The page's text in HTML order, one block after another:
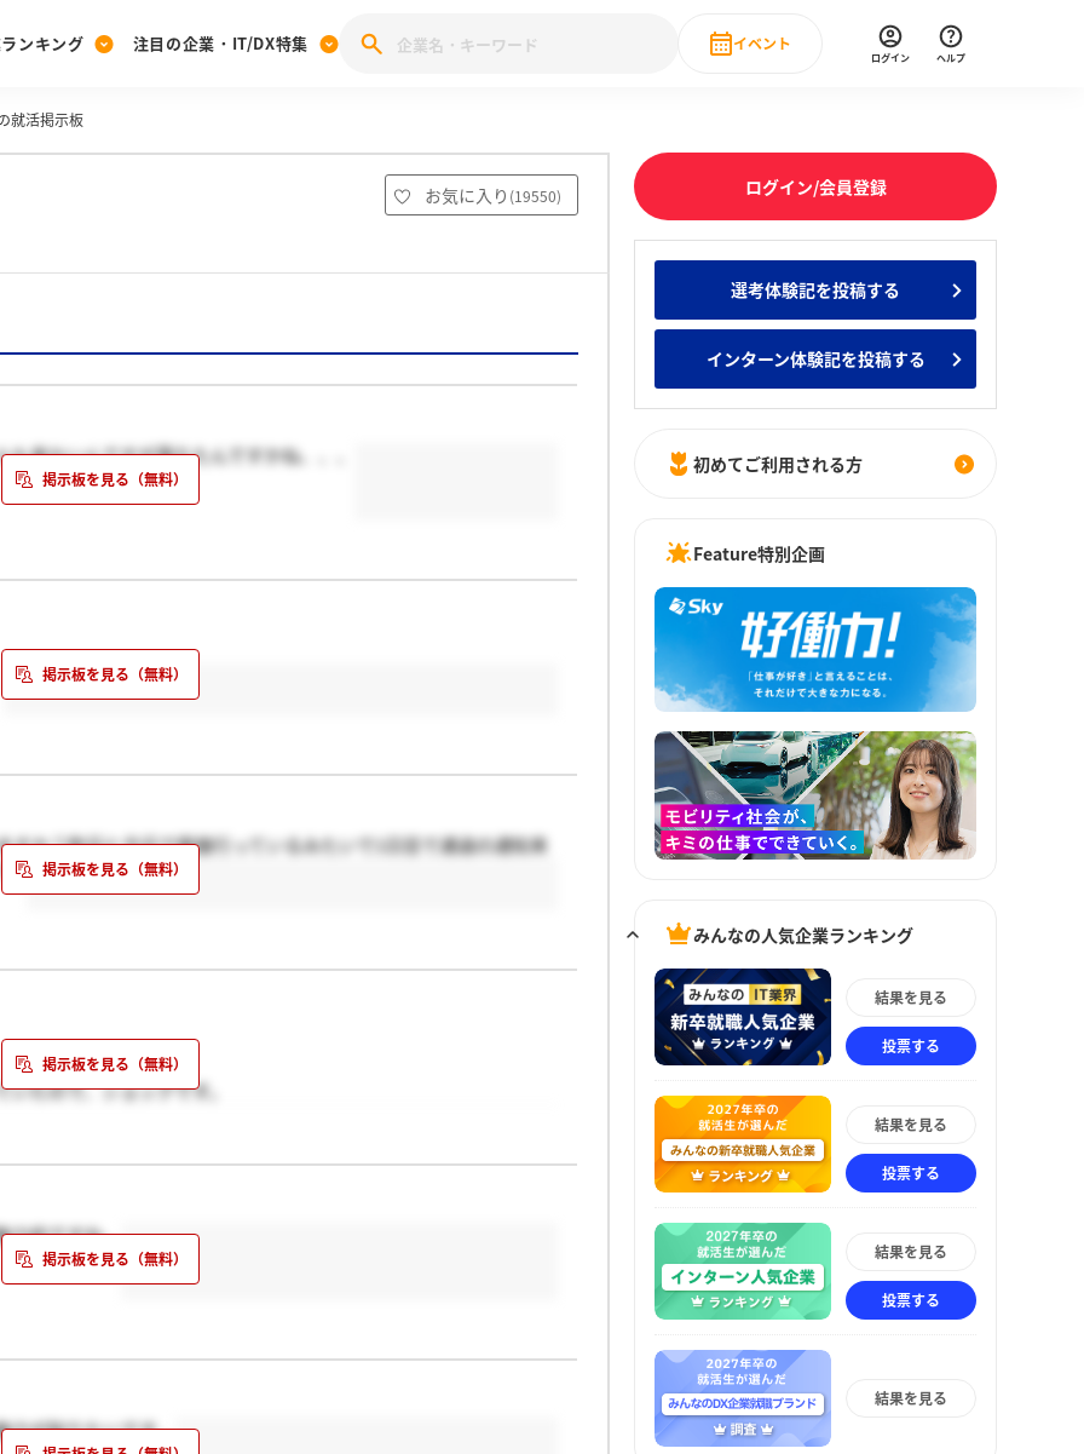
[27卒] 本選考体験記投稿キャンペーン
ンキング
みんなの新卒就職人気企業ランキング みんなのインターン人気企業ランキ
注目の企業・IT/DX特集
28卒 IT・DX現場社員インタビュー
業研究
イベント
直近のイベント一覧
ログイン ヘルプ
就活掲示板
お気に入り (19550)
来ないんですが落ちたんですかね、、、
か？昨日と今日で面接行っているみたいで1日目で通過の通知来
。
たので、ショックです。
力的ですね。
力が知りたいです。
ログイン/会員登録
選考体験記を投稿する
インターン体験記を投稿する
初めてご利用される方
Feature特別企画
みんなの人気企業ランキング
結果を見る
投票する
結果を見る
投票する
結果を見る
投票する
結果を見る